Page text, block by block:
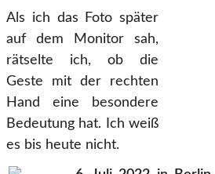
Als ich das Foto später
auf dem Monitor sah,
rätselte ich, ob die
Geste mit der rechten
Hand eine besondere
Bedeutung hat. Ich weiß
es bis heute nicht.